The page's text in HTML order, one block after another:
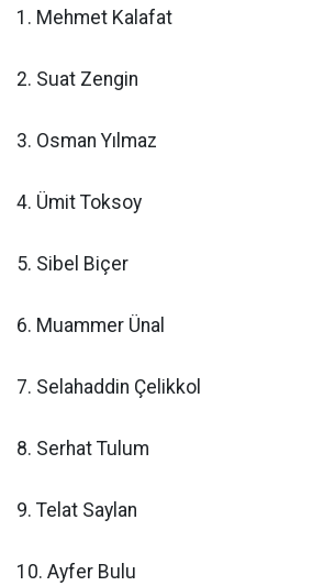
1. Mehmet Kalafat
2. Suat Zengin
3. Osman Yılmaz
4. Ümit Toksoy
5. Sibel Biçer
6. Muammer Ünal
7. Selahaddin Çelikkol
8. Serhat Tulum
9. Telat Saylan
10. Ayfer Bulu